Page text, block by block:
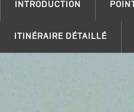
INTRODUCTION
ITINÉRAIRE DÉTAILLÉ